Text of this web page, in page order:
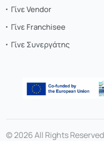
Γίνε Vendor
Γίνε Franchisee
Γίνε Συνεργάτης
© 2026 All Rights